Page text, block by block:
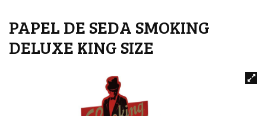
PAPEL DE SEDA SMOKING
DELUXE KING SIZE